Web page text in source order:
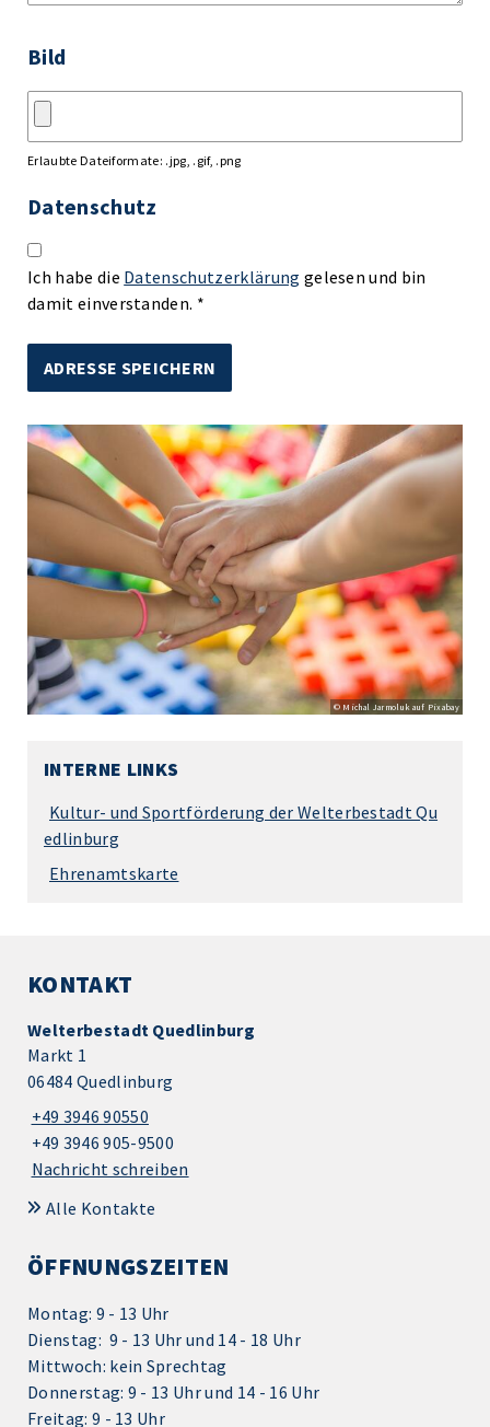
Bild
Erlaubte Dateiformate: .jpg, .gif, .png
Datenschutz
Ich habe die Datenschutzerklärung gelesen und bin
damit einverstanden. *
© Michal Jarmoluk auf Pixabay
INTERNE LINKS
Kultur- und Sportförderung der Welterbestadt Qu
edlinburg
Ehrenamtskarte
KONTAKT
Welterbestadt Quedlinburg
Markt 1
06484 Quedlinburg
+49 3946 90550
+49 3946 905-9500
Nachricht schreiben
Alle Kontakte
ÖFFNUNGSZEITEN
Montag: 9 - 13 Uhr
Dienstag: 9 - 13 Uhr und 14 - 18 Uhr
Mittwoch: kein Sprechtag
Donnerstag: 9 - 13 Uhr und 14 - 16 Uhr
Freitag: 9 - 13 Uhr